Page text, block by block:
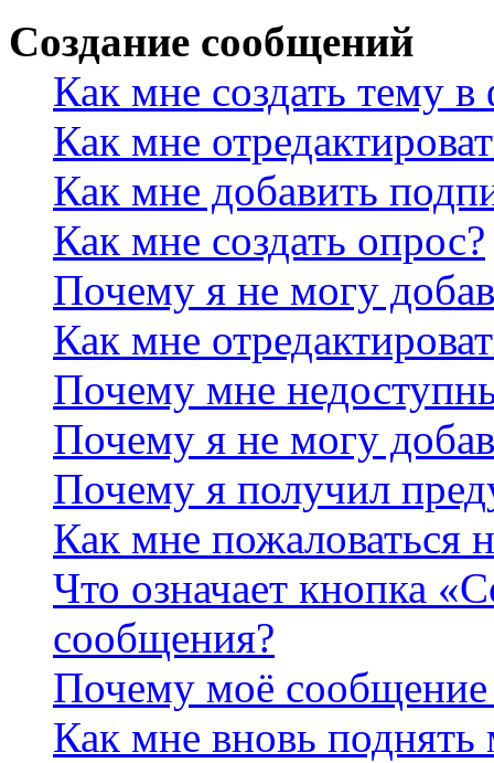
Создание сообщений
Как мне создать тему
Как мне
Как мне добавить
Как мне создать опрос?
Почему я не могу
Как мне
Почему мне
Почему я не могу
Почему я получил
Как мне пожаловаться
Что означает кнопка
сообщения?
Почему моё сообщение
Как мне вновь